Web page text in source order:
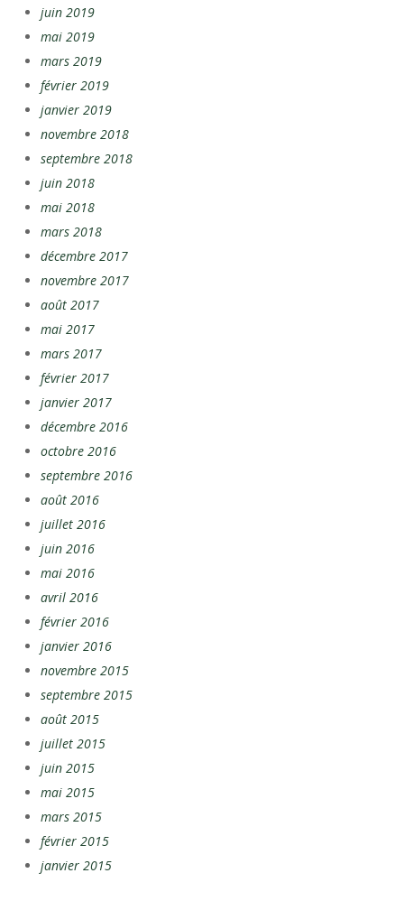
juin 2019
mai 2019
mars 2019
février 2019
janvier 2019
novembre 2018
septembre 2018
juin 2018
mai 2018
mars 2018
décembre 2017
novembre 2017
août 2017
mai 2017
mars 2017
février 2017
janvier 2017
décembre 2016
octobre 2016
septembre 2016
août 2016
juillet 2016
juin 2016
mai 2016
avril 2016
février 2016
janvier 2016
novembre 2015
septembre 2015
août 2015
juillet 2015
juin 2015
mai 2015
mars 2015
février 2015
janvier 2015